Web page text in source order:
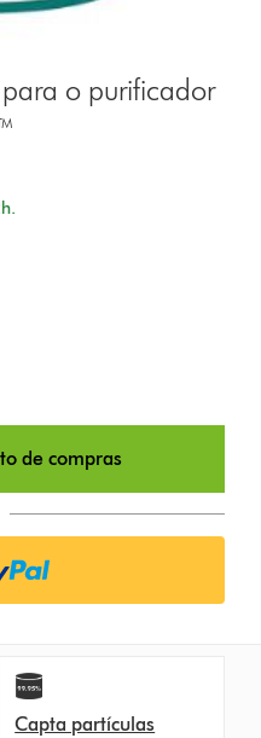
o purificador
de compras
Capta partículas